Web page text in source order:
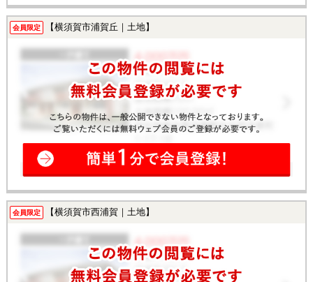
会員限定 【横須賀市浦賀丘｜土地】
会員限定 【横須賀市西浦賀｜土地】